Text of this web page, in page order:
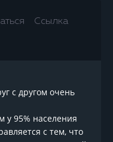
Ссылка
с другом очень
у 95% населения
с тем, что